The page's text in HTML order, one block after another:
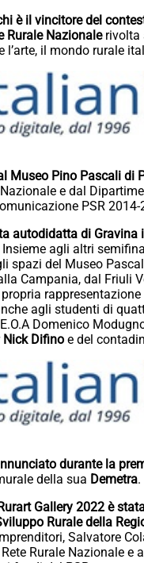
è il vincitore del
Rurale Nazionale rivolta
il mondo rurale
Museo Pino Pascali di
e dal
PSR 2014-
autodidatta di
Insieme agli altri
spazi del Museo
Campania, dal Friuli
agli studenti di
Domenico
Nick Difino e del
durante la
della sua Demetra.
Gallery 2022 è
Rurale della
Salvatore
Rurale Nazionale